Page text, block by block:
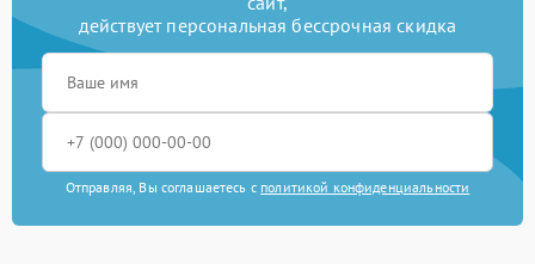
действует персональная бессрочная скидка
Отправляя, Вы соглашаетесь с политикой конфиденциальности